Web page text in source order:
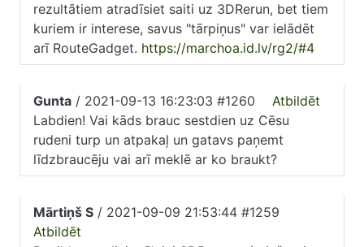
rezultātiem atradīsiet saiti uz 3DRerun, bet tiem
kuriem ir interese, savus "tārpiņus" var ielādēt
arī RouteGadget. https://marchoa.id.lv/rg2/#4
Gunta / 2021-09-13 16:23:03 #1260
Atbildēt
Labdien! Vai kāds brauc sestdien uz Cēsu
rudeni turp un atpakaļ un gatavs paņemt
līdzbraucēju vai arī meklē ar ko braukt?
Mārtiņš S / 2021-09-09 21:53:44 #1259
Atbildēt